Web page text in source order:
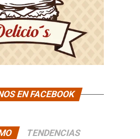
EN FACEBOOK
TENDENCIAS